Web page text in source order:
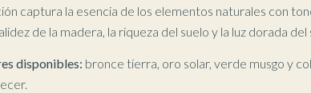
captura la esencia de los elementos naturales con
de la madera, la riqueza del suelo y la luz dorada del
disponibles: bronce tierra, oro solar, verde musgo y